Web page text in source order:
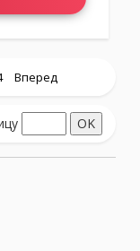
Вперед